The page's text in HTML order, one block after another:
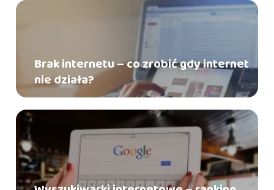
Brak internetu – co zrobić gdy internet
nie działa?